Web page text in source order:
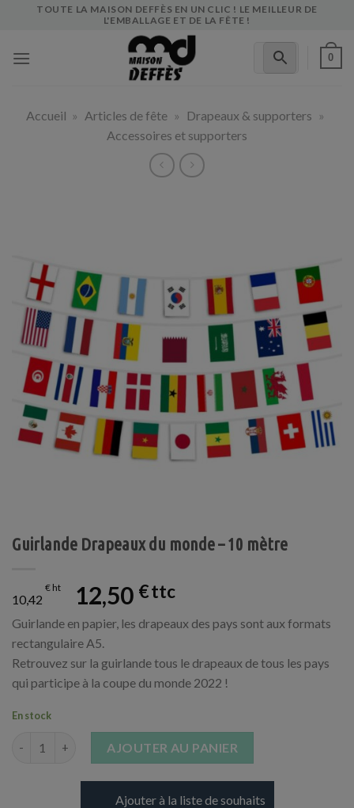
TOUTE LA MAISON DEFFÈS EN UN CLIC ! LE MEILLEUR DE
L'EMBALLAGE ET DE LA FÊTE !
0
Accueil » Articles de fête » Drapeaux & supporters »
Accessoires et supporters
Guirlande Drapeaux du monde – 10 mètre
10,42
€ 12,50 €
Guirlande en papier, les drapeaux des pays sont aux formats
rectangulaire A5.
Retrouvez sur la guirlande tous le drapeaux de tous les pays
qui participe à la coupe du monde 2022 !
En stock
AJOUTER AU PANIER
Ajouter à la liste de souhaits